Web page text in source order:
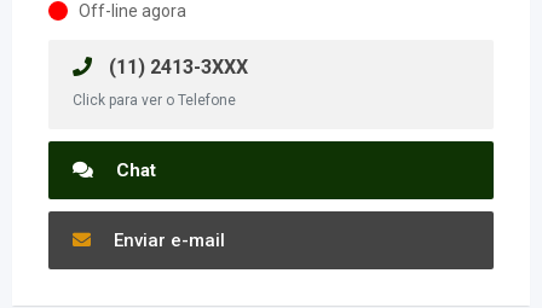
Off-line agora
(11) 2413-3XXX
Click para ver o Telefone
Chat
Enviar e-mail